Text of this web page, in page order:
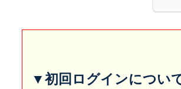
▼初回ログインについ